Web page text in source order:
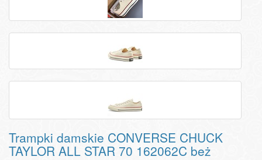
Trampki damskie CONVERSE CHUCK
TAYLOR ALL STAR 70 162062C beż